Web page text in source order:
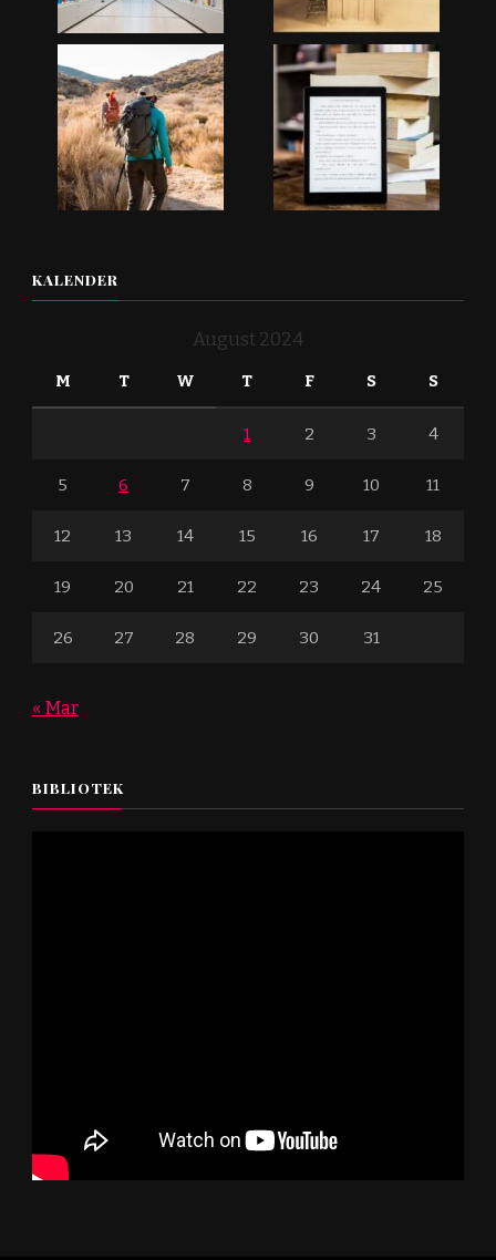
KALENDER
August 2024
M T W T F S S
1 2 3 4
5 6 7 8 9 10 11
12 13 14 15 16 17 18
19 20 21 22 23 24 25
26 27 28 29 30 31
« Mar
BIBLIOTEK